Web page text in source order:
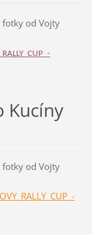
od Vojty
Kucíny
od Vojty